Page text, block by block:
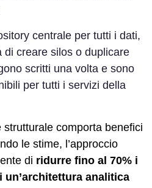
centrale per tutti i dati,
di creare silos o duplicare
scritti una volta e sono
per tutti i servizi della
comporta benefici
le stime, l’approccio
di ridurre fino al 70% i
analitica